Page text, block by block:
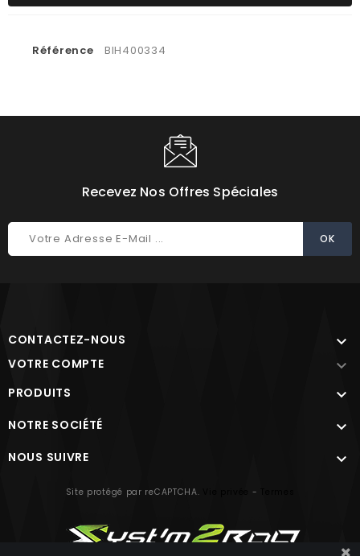
Référence BIH400334
Recevez Nos Offres Spéciales
CONTACTEZ-NOUS 
VOTRE COMPTE 
PRODUITS 
NOTRE SOCIÉTÉ 
NOUS SUIVRE 
Site protégé par reCAPTCHA. -